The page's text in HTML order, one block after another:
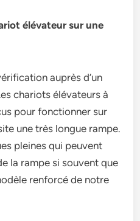
élévateur sur une
auprès d’un
chariots élévateurs à
pour fonctionner sur
une très longue rampe.
pleines qui peuvent
la rampe si souvent que
renforcé de notre